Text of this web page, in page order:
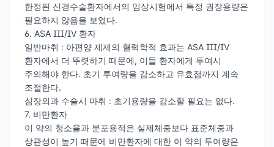
한정된 신경수술환자에서의 임상시험에서 특정 권장용량은
필요하지 않음을 보였다.
6. ASA III/IV 환자
일반마취 : 아편양 제제의 혈력학적 효과는 ASA III/IV
환자에서 더 뚜렷하기 때문에, 이들 환자에게 투여시
주의해야 한다. 초기 투여량을 감소하고 유효점까지 계속
조절한다.
심장외과 수술시 마취 : 초기용량을 감소할 필요는 없다.
7. 비만환자
이 약의 청소율과 분포용적은 실제체중보다 표준체중과
상관성이 높기 때문에 비만환자에 대한 이 약의 투여량은